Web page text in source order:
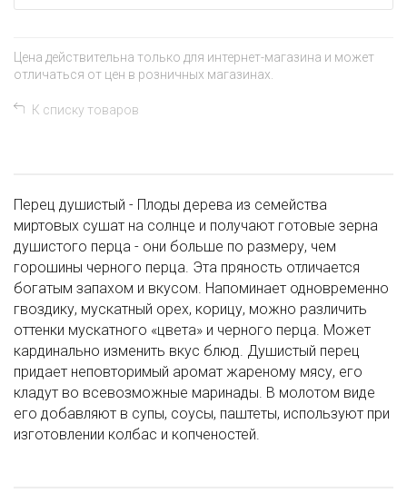
Цена действительна только для интернет-магазина и может
отличаться от цен в розничных магазинах.
К списку товаров
Перец душистый - Плоды дерева из семейства
миртовых сушат на солнце и получают готовые зерна
душистого перца - они больше по размеру, чем
горошины черного перца. Эта пряность отличается
богатым запахом и вкусом. Напоминает одновременно
гвоздику, мускатный орех, корицу, можно различить
оттенки мускатного «цвета» и черного перца. Может
кардинально изменить вкус блюд. Душистый перец
придает неповторимый аромат жареному мясу, его
кладут во всевозможные маринады. В молотом виде
его добавляют в супы, соусы, паштеты, используют при
изготовлении колбас и копченостей.